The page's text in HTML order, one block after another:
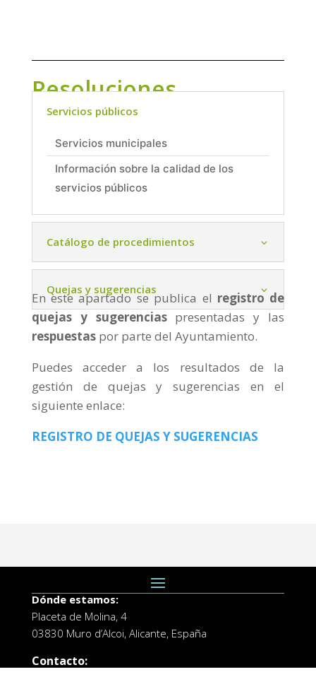
Resoluciones
Servicios públicos
Servicios municipales
Información sobre la calidad de los
servicios públicos
Catálogo de procedimientos
Quejas y sugerencias
En este apartado se publica el registro de
quejas y sugerencias presentadas y las
respuestas por parte del Ayuntamiento.
Puedes acceder a los resultados de la
gestión de quejas y sugerencias en el
siguiente enlace:
REGISTRO DE QUEJAS Y SUGERENCIAS
Dónde estamos:
Placeta de Molina, 4
03830 Muro d’Alcoi, Alicante, España
Contacto: